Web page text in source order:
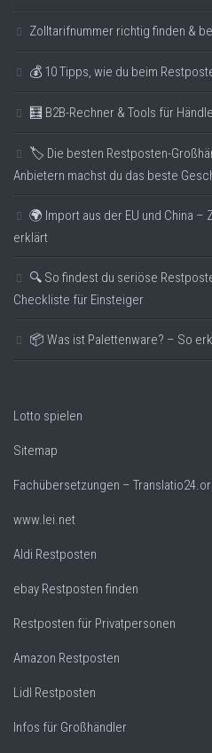
Zolltarifnummer richtig finden &
💰 10 Tipps, wie du beim
🧮 B2B-Rechner & Tools für
🏷️ Die besten Restposten-
Anbietern machst du das beste
🌍 Import aus der EU und China –
erklärt
🔍 So findest du seriöse
Checkliste für Einsteiger
📦 Was ist Palettenware? – So
Lotto spielen
Sitemap
Fachübersetzungen –
www.lei.net
Aldi Restposten
ebay Restposten finden
Restposten für Privatpersonen
Amazon Restposten
Lidl Restposten
Infos für Großhändler